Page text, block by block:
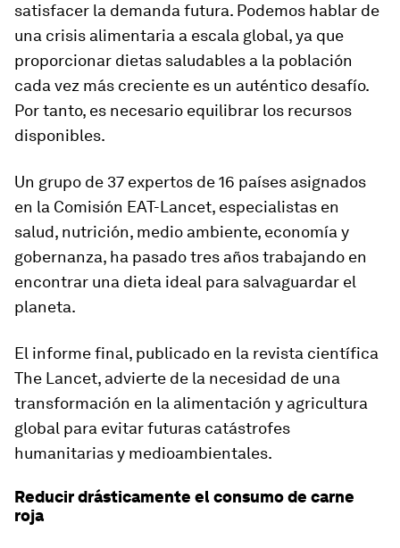
satisfacer la demanda futura. Podemos hablar de
una crisis alimentaria a escala global, ya que
proporcionar dietas saludables a la población
cada vez más creciente es un auténtico desafío.
Por tanto, es necesario equilibrar los recursos
disponibles.
Un grupo de 37 expertos de 16 países asignados
en la Comisión EAT-Lancet, especialistas en
salud, nutrición, medio ambiente, economía y
gobernanza, ha pasado tres años trabajando en
encontrar una dieta ideal para salvaguardar el
planeta.
El informe final, publicado en la revista científica
The Lancet, advierte de la necesidad de una
transformación en la alimentación y agricultura
global para evitar futuras catástrofes
humanitarias y medioambientales.
Reducir drásticamente el consumo de carne
roja